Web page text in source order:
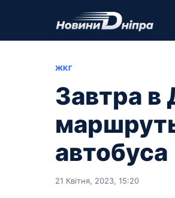
ЖКГ
Завтра в
автобуса
21 Квітня, 2023, 15:20